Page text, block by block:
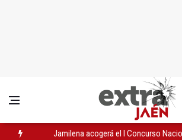
Jamilena acogerá el I Concurso